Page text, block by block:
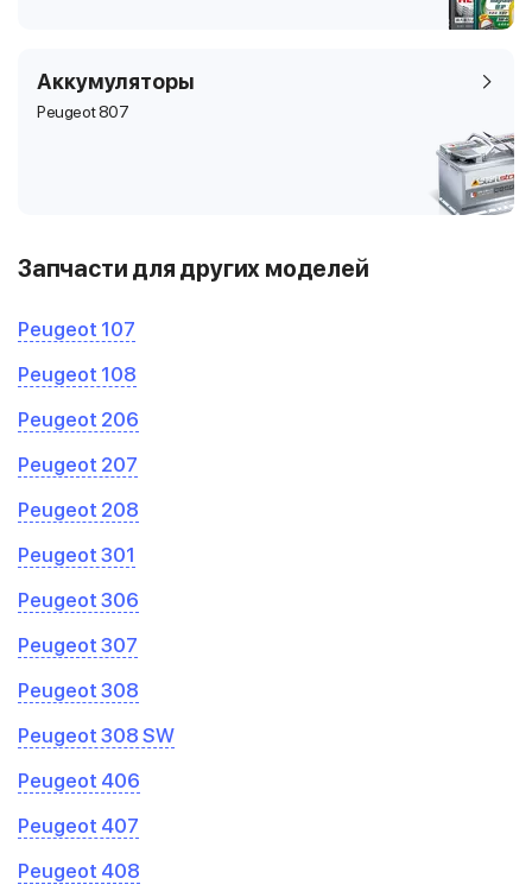
Аккумуляторы
Peugeot 807
Запчасти для других моделей
Peugeot 107
Peugeot 108
Peugeot 206
Peugeot 207
Peugeot 208
Peugeot 301
Peugeot 306
Peugeot 307
Peugeot 308
Peugeot 308 SW
Peugeot 406
Peugeot 407
Peugeot 408